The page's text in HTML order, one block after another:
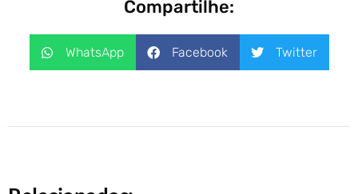
Compartilhe:
WhatsApp Facebook Twitter